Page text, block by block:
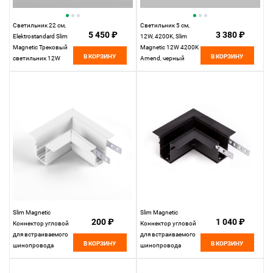
Светильник 22 см,
Elektrostandard Slim
Magnetic Трековый
светильник 12W
5 450 ₽
В КОРЗИНУ
Светильник 5 см,
12W, 4200K, Slim
Magnetic 12W 4200K
Amend, черный
3 380 ₽
В КОРЗИНУ
Slim Magnetic
Коннектор угловой
для встраиваемого
шинопровода
200 ₽
В КОРЗИНУ
Slim Magnetic
Коннектор угловой
для встраиваемого
шинопровода
1 040 ₽
В КОРЗИНУ